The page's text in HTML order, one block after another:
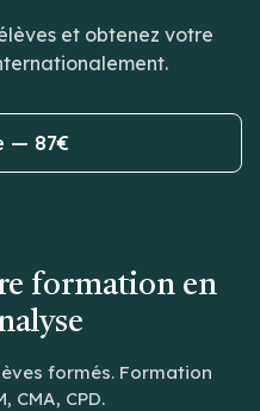
et obtenez votre
— 87€
formation en
formés. Formation
CMA, CPD.